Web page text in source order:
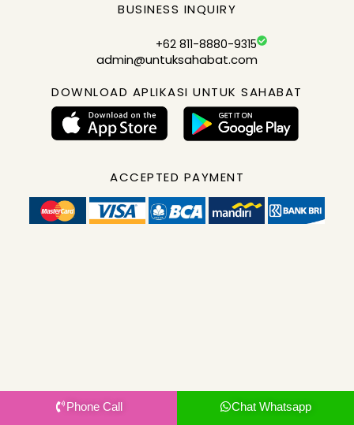
BUSINESS INQUIRY
+62 811-8880-9315
admin@untuksahabat.com
DOWNLOAD APLIKASI UNTUK SAHABAT
ACCEPTED PAYMENT
Phone Call Chat Whatsapp